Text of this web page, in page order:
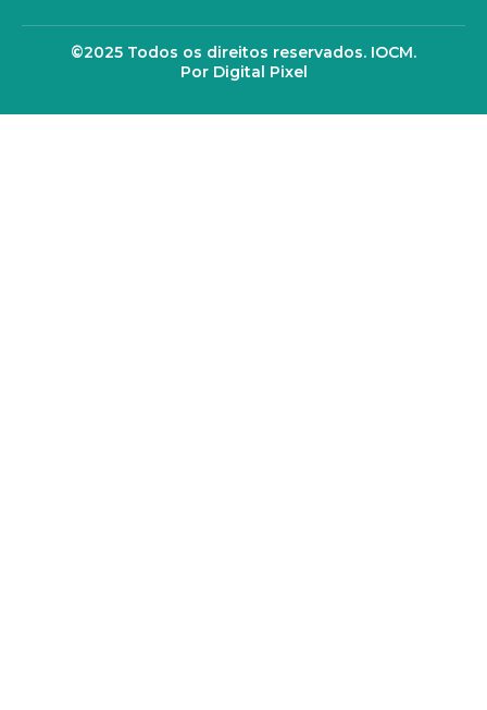
©2025 Todos os direitos reservados. IOCM.
Por Digital Pixel